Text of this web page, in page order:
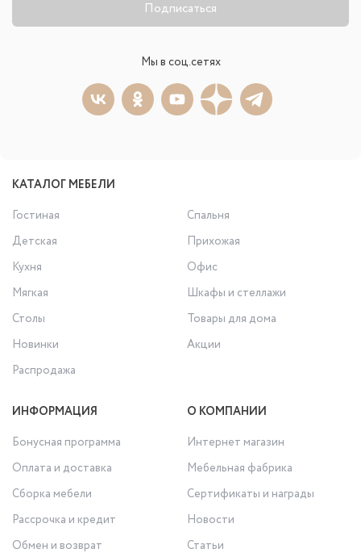
Подписаться
Мы в соц.сетях
КАТАЛОГ МЕБЕЛИ
Гостиная
Спальня
Детская
Прихожая
Кухня
Офис
Мягкая
Шкафы и стеллажи
Столы
Товары для дома
Новинки
Акции
Распродажа
ИНФОРМАЦИЯ
Бонусная программа
Оплата и доставка
Сборка мебели
Рассрочка и кредит
Обмен и возврат
О КОМПАНИИ
Интернет магазин
Мебельная фабрика
Сертификаты и награды
Новости
Статьи